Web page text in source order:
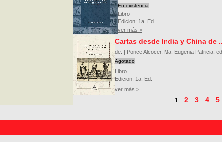
En existencia
Libro
Edicion: 1a. Ed.
ver más >
Cartas desde India y China de
de: | Ponce Alcocer, Ma. Eugenia Patricia,
Agotado
Libro
Edicion: 1a. Ed.
ver más >
1 2 3 4 5